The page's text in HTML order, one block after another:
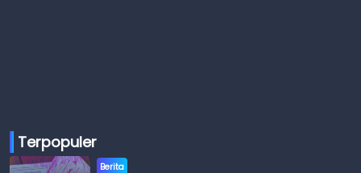
Terpopuler
Berita